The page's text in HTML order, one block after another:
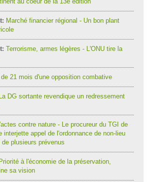
Marché financier régional - Un bon plant
Terrorisme, armes légères - L'ONU tire la
de 21 mois d'une opposition combative
DG sortante revendique un redressement
contre nature - Le procureur du TGI de
interjette appel de l'ordonnance de non-lieu
plusieurs prévenus
à l'économie de la préservation,
sa vision